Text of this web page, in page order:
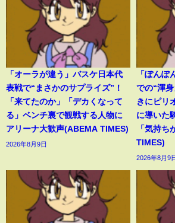
「オーラが違う」バスケ日本代
表戦で“まさかのサプライズ”！
「来てたのか」「デカくなって
る」ベンチ裏で観戦する人物に
アリーナ大歓声(ABEMA TIMES)
2026年8月9日
「ぽん
での“渾
きにピリ
に導いた
「気持ち
TIMES)
2026年8月9